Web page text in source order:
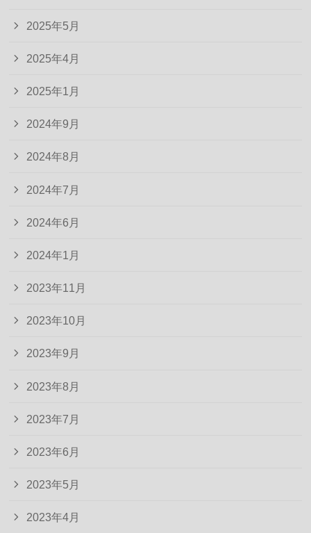
2025年5月
2025年4月
2025年1月
2024年9月
2024年8月
2024年7月
2024年6月
2024年1月
2023年11月
2023年10月
2023年9月
2023年8月
2023年7月
2023年6月
2023年5月
2023年4月